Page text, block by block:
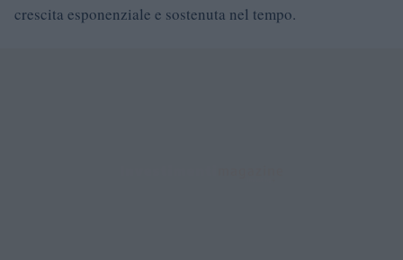
crescita esponenziale e sostenuta nel tempo.